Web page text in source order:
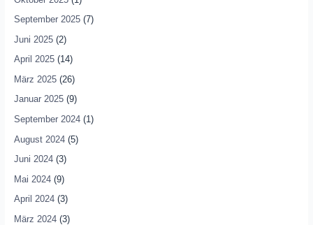
September 2025(7)
Juni 2025(2)
April 2025(14)
März 2025(26)
Januar 2025(9)
September 2024(1)
August 2024(5)
Juni 2024(3)
Mai 2024(9)
April 2024(3)
März 2024(3)